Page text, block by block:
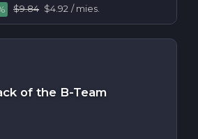
$9.84 $4.92 / mies.
of the B-Team